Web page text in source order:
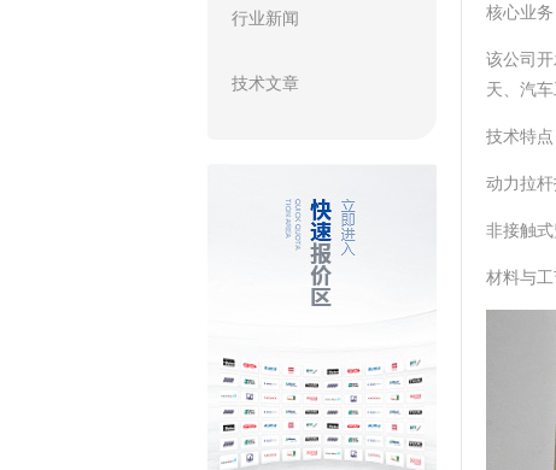
行业新闻
技术文章
核心业务
该公司
天、汽
技术特点
动力拉
非接触
材料与